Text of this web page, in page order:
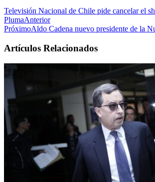
Televisión Nacional de Chile pide cancelar el
PlumaAnterior
PróximoAldo Cadena nuevo presidente de la
Artículos Relacionados